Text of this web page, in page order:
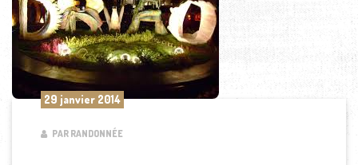
29 janvier 2014
PAR RANDONNÉE